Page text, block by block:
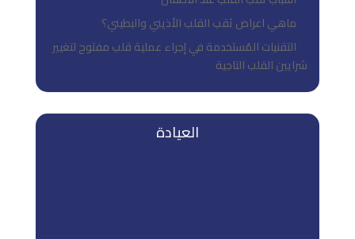
ماهي اعراض ثقب القلب الأذيني والبطيني؟
التقنيات المُستخدمة في إجراء عملية قلب مفتوح لتغيير
شرايين القلب التاجية
العيادة